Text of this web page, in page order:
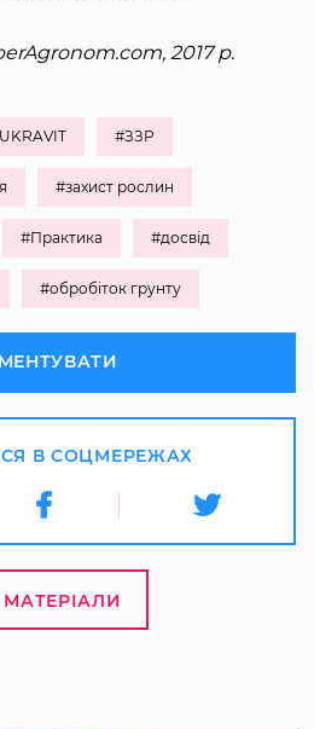
2017 р.
#ЗЗР
#захист рослин
#Практика #досвід
#обробіток грунту
В СОЦМЕРЕЖАХ
МАТЕРІАЛИ